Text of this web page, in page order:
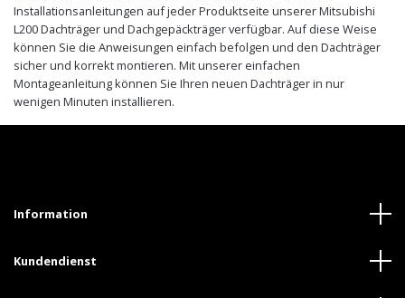
Installationsanleitungen auf jeder Produktseite unserer Mitsubishi
L200 Dachträger und Dachgepäckträger verfügbar. Auf diese Weise
können Sie die Anweisungen einfach befolgen und den Dachträger
sicher und korrekt montieren. Mit unserer einfachen
Montageanleitung können Sie Ihren neuen Dachträger in nur
wenigen Minuten installieren.
Information
Kundendienst